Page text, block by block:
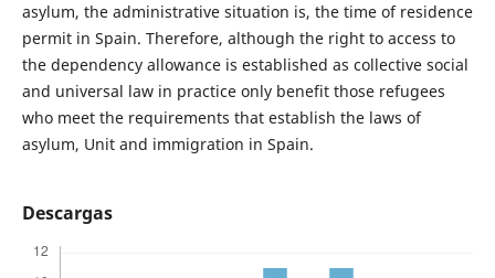
asylum, the administrative situation is, the time of residence
permit in Spain. Therefore, although the right to access to
the dependency allowance is established as collective social
and universal law in practice only benefit those refugees
who meet the requirements that establish the laws of
asylum, Unit and immigration in Spain.
Descargas